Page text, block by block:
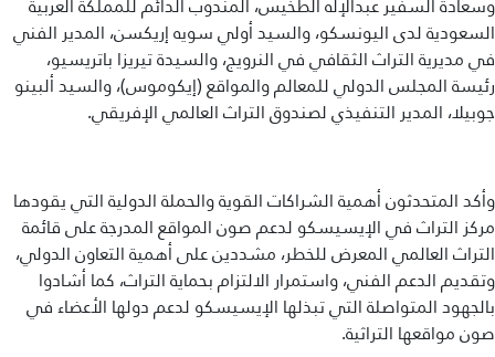
وسعادة السفير عبدالإله الطخيس، المندوب الدائم للمملكة العربية
السعودية لدى اليونسكو، والسيد أولي سويه إريكسن، المدير الفني
في مديرية التراث الثقافي في النرويج، والسيدة تيريزا باتريسيو،
رئيسة المجلس الدولي للمعالم والمواقع (إيكوموس)، والسيد ألبينو
جوبيلا، المدير التنفيذي لصندوق التراث العالمي الإفريقي.
وأكد المتحدثون أهمية الشراكات القوية والحملة الدولية التي يقودها
مركز التراث في الإيسيسكو لدعم صون المواقع المدرجة على قائمة
التراث العالمي المعرض للخطر، مشددين على أهمية التعاون الدولي،
وتقديم الدعم الفني، واستمرار الالتزام بحماية التراث، كما أشادوا
بالجهود المتواصلة التي تبذلها الإيسيسكو لدعم دولها الأعضاء في
صون مواقعها التراثية.